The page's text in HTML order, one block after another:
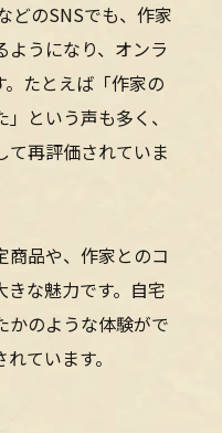
どのSNSでも、作家
ようになり、オンラ
たとえば「作家の
という声も多く、
て再評価されていま
商品や、作家とのコ
な魅力です。自宅
かのような体験がで
ています。